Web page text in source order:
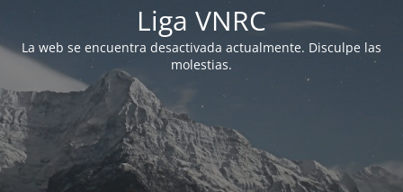
Liga VNRC
La web se encuentra desactivada actualmente. Disculpe las
molestias.